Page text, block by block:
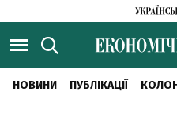
НОВИНИ ПУБЛІКАЦІЇ